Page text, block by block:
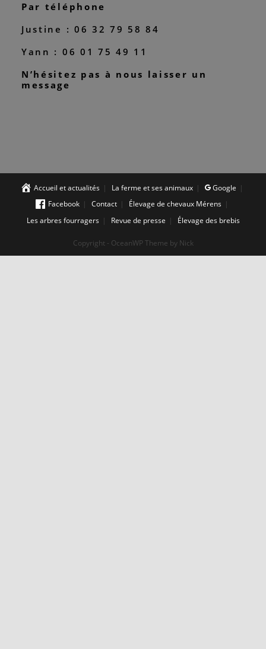
Par téléphone
Justine : 06 32 79 58 84
Yann : 06 01 75 49 11
N’hésitez pas à nous laisser un
message
Accueil et actualités La ferme et ses animaux
Google
Facebook
Contact
Élevage de chevaux Mérens
Les arbres fourragers
Revue de presse Élevage des brebis
Copyright - OceanWP Theme by Nick